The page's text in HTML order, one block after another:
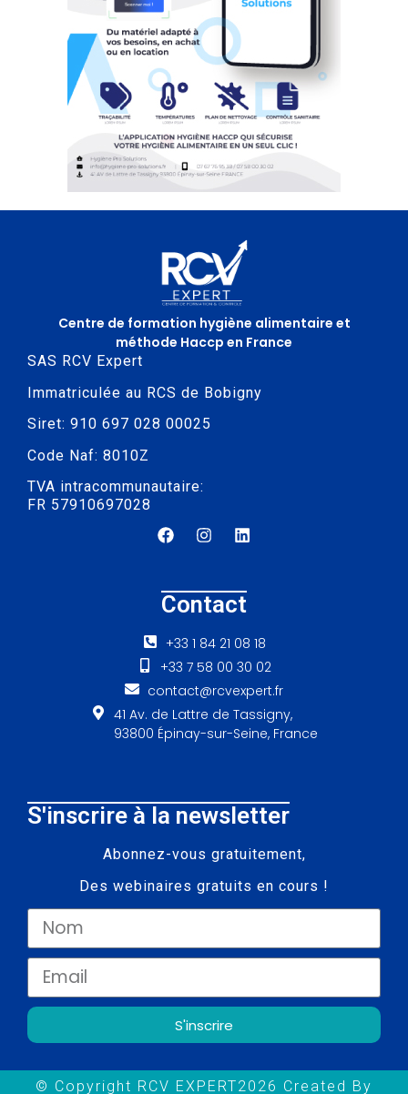
Centre de formation hygiène alimentaire et
méthode Haccp en France
SAS RCV Expert
Immatriculée au RCS de Bobigny
Siret: 910 697 028 00025
Code Naf: 8010Z
TVA intracommunautaire:
FR 57910697028
Contact
+33 1 84 21 08 18
+33 7 58 00 30 02
contact@rcvexpert.fr
41 Av. de Lattre de Tassigny,
93800 Épinay-sur-Seine, France
S'inscrire à la newsletter
Abonnez-vous gratuitement,
Des webinaires gratuits en cours !
S'inscrire
© Copyright RCV EXPERT2026 Created By